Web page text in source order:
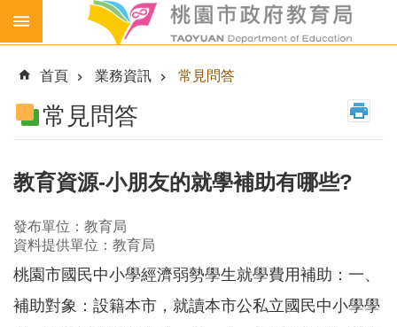
跳到主要內容區塊
生
鮮
乳
費
營
午
餐
各
級
首頁 業務資訊 常見問答
常見問答
教育資源-小朋友的就學補助有哪些?
發布單位：教育局
資料提供單位：教育局
桃園市國民中小學經濟弱勢學生就學費用補助：一、
補助對象：設籍本市，就讀本市公私立國民中小學學